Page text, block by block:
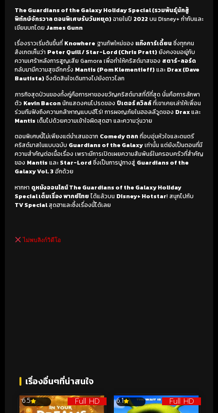
The Guardians of the Galaxy Holiday Special (รวมพันธุ์นักสู้
พิทักษ์จักรวาล ตอนพิเศษรับวันหยุด)ฉายในปี 2022บน Disney+ กำกับและ
เขียนบทโดย James Gunn
เรื่องราวเริ่มต้นขึ้นที่ Knowhere ฐานทัพใหม่ของ แก๊งการ์เดี้ยนซึ่งทุกคน
สังเกตเห็นว่า Peter Quill / Star-Lord (Chris Pratt)ยังคงจมอยู่กับ
ความเศร้าหลังการสูญเสีย Gamora เพื่อทำให้คริสต์มาสของ สตาร์-ลอร์ด
กลับมามีความสุขอีกครั้ง Mantis (Pom Klementieff)และ Drax (Dave
Bautista)จึงตัดสินใจเดินทางไปยังดาวโลก
ภารกิจสุดป่วนของทั้งคู่คือการหาของขวัญคริสต์มาสที่ดีที่สุด นั่นคือการลักพา
ตัว Kevin Baconนักแสดงคนโปรดของ ปีเตอร์ ควิลล์ที่เขาเคยเล่าให้เพื่อน
ร่วมทีมฟังถึงความกล้าหาญแบบฮีโร่! การผจญภัยในฮอลลีวูดของ Draxและ
Mantis เต็มไปด้วยความเข้าใจผิดสุดฮา และความวุ่นวาย
ตอนพิเศษนี้ไม่เพียงแต่นำเสนอฉาก Comedy ตลกที่อบอุ่นหัวใจและดนตรี
คริสต์มาสในแบบฉบับ Guardians of the Galaxyเท่านั้น แต่ยังเป็นตอนที่มี
ความสำคัญต่อเนื้อเรื่อง เพราะมีการเปิดเผยความสัมพันธ์ในครอบครัวที่สำคัญ
ของ Mantis และ Star-Lordซึ่งเป็นการปูทางสู่ Guardians of the
Galaxy Vol. 3อีกด้วย
หากหา ดูหนังออนไลน์ The Guardians of the Galaxy Holiday
Special เต็มเรื่อง พากย์ไทย ได้แล้วบน Disney+ Hotstar! สนุกไปกับ
TV Specialสุดฮาและซึ้งเรื่องนี้ได้เลย
ไม่พบลิงก์วิดีโอ
เรื่องอื่นๆที่น่าสนใจ
Full HD
6.5 Full HD
6.1